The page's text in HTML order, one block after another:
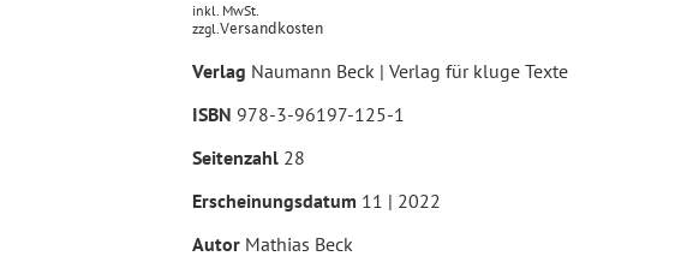
inkl. MwSt.
zzgl.Versandkosten
Verlag Naumann Beck | Verlag für kluge Texte
ISBN 978-3-96197-125-1
Seitenzahl 28
Erscheinungsdatum 11 | 2022
Autor Mathias Beck